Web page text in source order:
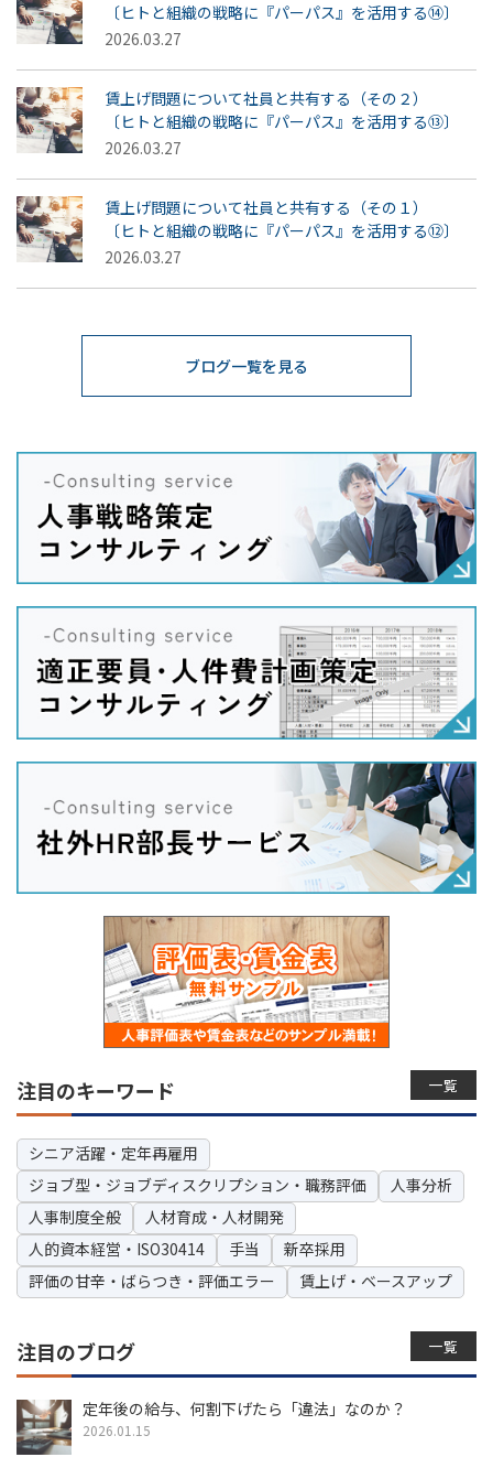
〔ヒトと組織の戦略に『パーパス』を活用する⑭〕
2026.03.27
賃上げ問題について社員と共有する（その２）
〔ヒトと組織の戦略に『パーパス』を活用する⑬〕
2026.03.27
賃上げ問題について社員と共有する（その１）
〔ヒトと組織の戦略に『パーパス』を活用する⑫〕
2026.03.27
ブログ一覧を見る
一覧
注目のキーワード
シニア活躍・定年再雇用
ジョブ型・ジョブディスクリプション・職務評価
人事分析
人事制度全般
人材育成・人材開発
人的資本経営・ISO30414
手当
新卒採用
評価の甘辛・ばらつき・評価エラー
賃上げ・ベースアップ
一覧
注目のブログ
定年後の給与、何割下げたら「違法」なのか？
2026.01.15